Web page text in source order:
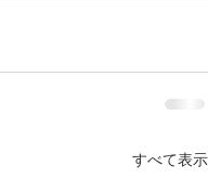
すべて表示